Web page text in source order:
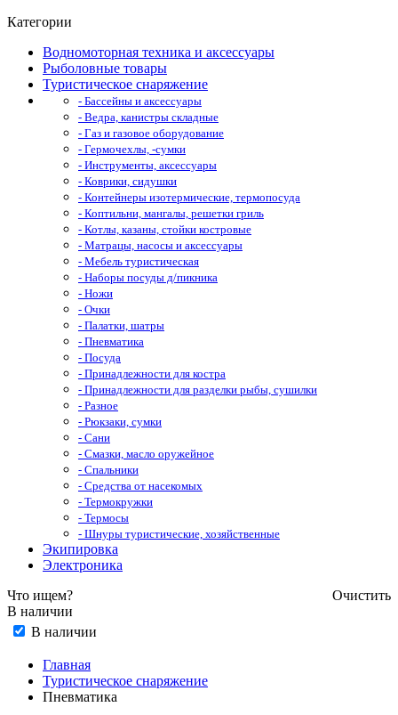
Категории
Водномоторная техника и аксессуары
Рыболовные товары
Туристическое снаряжение
- Бассейны и аксессуары
- Ведра, канистры складные
- Газ и газовое оборудование
- Гермочехлы, -сумки
- Инструменты, аксессуары
- Коврики, сидушки
- Контейнеры изотермические, термопосуда
- Коптильни, мангалы, решетки гриль
- Котлы, казаны, стойки костровые
- Матрацы, насосы и аксессуары
- Мебель туристическая
- Наборы посуды д/пикника
- Ножи
- Очки
- Палатки, шатры
- Пневматика
- Посуда
- Принадлежности для костра
- Принадлежности для разделки рыбы, сушилки
- Разное
- Рюкзаки, сумки
- Сани
- Смазки, масло оружейное
- Спальники
- Средства от насекомых
- Термокружки
- Термосы
- Шнуры туристические, хозяйственные
Экипировка
Электроника
Что ищем?
Очистить
В наличии
В наличии
Главная
Туристическое снаряжение
Пневматика